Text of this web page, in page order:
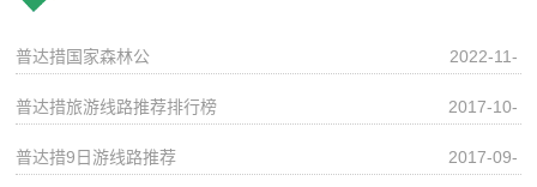
普达措国家森林公
2022-11-
普达措旅游线路推荐排行榜
2017-10-
普达措9日游线路推荐
2017-09-